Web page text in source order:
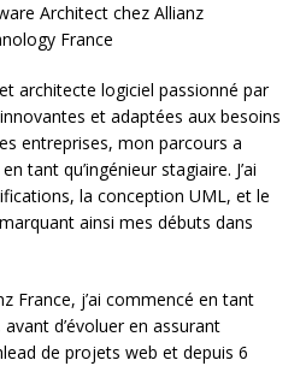
Architect chez Allianz
France
architecte logiciel passionné par
et adaptées aux besoins
entreprises, mon parcours a
tant qu’ingénieur stagiaire. J’ai
la conception UML, et le
ainsi mes débuts dans
France, j’ai commencé en tant
d’évoluer en assurant
de projets web et depuis 6